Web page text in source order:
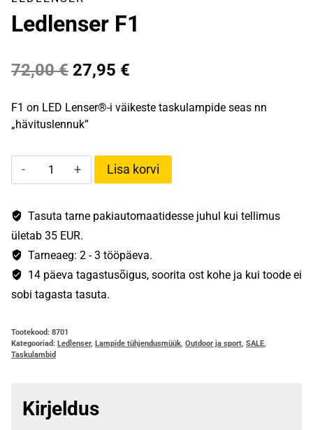
Ledlenser F1
72,00€ Algne
oli:
27,95 €
F1 on LED Lenser®-i väikeste taskulampide seas nn
„hävituslennuk”
Ledlenser
F1
Lisa korvi
Tasuta tarne pakiautomaatidesse juhul kui tellimus
ületab 35 EUR.
Tarneaeg: 2 - 3 tööpäeva.
14 päeva tagastusõigus, soorita ost kohe ja kui toode ei
sobi tagasta tasuta.
Tootekood: 8701
Kategooriad: Ledlenser, Lampide tühjendusmüük, Outdoor ja sport, SALE,
Taskulambid
Kirjeldus